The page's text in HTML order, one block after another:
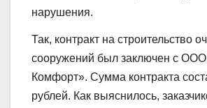
нарушения.
Так, контракт на строительство
сооружений был заключен с
Комфорт». Сумма контракта
рублей. Как выяснилось,